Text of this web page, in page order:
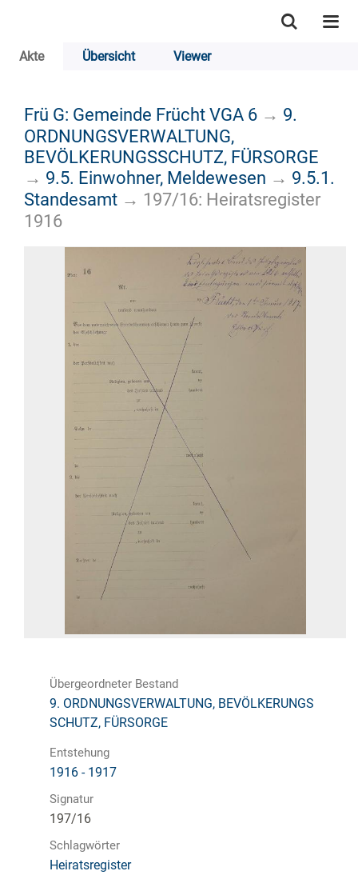
Akte Übersicht Viewer
Frü G: Gemeinde Frücht VGA 6 → 9.
ORDNUNGSVERWALTUNG,
BEVÖLKERUNGSSCHUTZ, FÜRSORGE
→ 9.5. Einwohner, Meldewesen → 9.5.1.
Standesamt → 197/16: Heiratsregister
1916
Übergeordneter Bestand
9. ORDNUNGSVERWALTUNG, BEVÖLKERUNGS
SCHUTZ, FÜRSORGE
Entstehung
1916 - 1917
Signatur
197/16
Schlagwörter
Heiratsregister